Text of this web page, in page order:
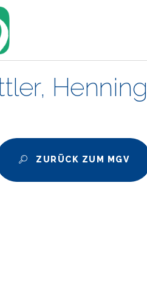
Henning
ZURÜCK ZUM MGV